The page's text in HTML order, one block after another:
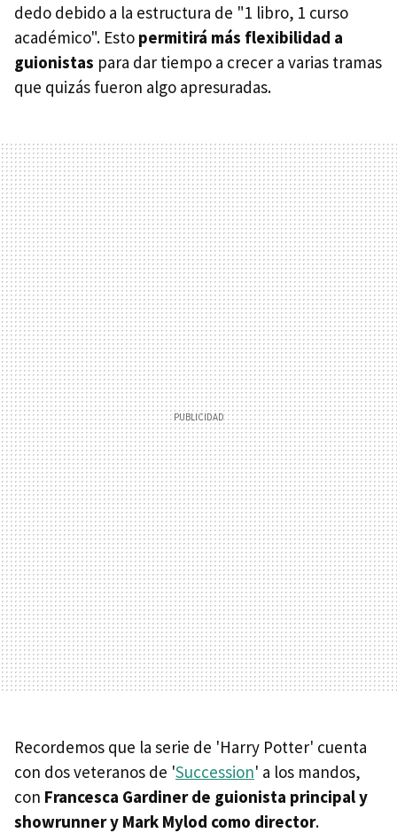
dedo debido a la estructura de "1 libro, 1 curso
académico". Esto permitirá más flexibilidad a
guionistas para dar tiempo a crecer a varias tramas
que quizás fueron algo apresuradas.
Recordemos que la serie de 'Harry Potter' cuenta
con dos veteranos de 'Succession' a los mandos,
con Francesca Gardiner de guionista principal y
showrunner y Mark Mylod como director.